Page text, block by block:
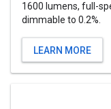
1600 lumens, full-
dimmable to 0.2%.
LEARN MORE